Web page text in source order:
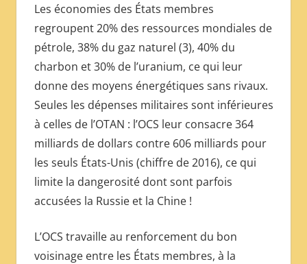
Les économies des États membres
regroupent 20% des ressources mondiales de
pétrole, 38% du gaz naturel (3), 40% du
charbon et 30% de l’uranium, ce qui leur
donne des moyens énergétiques sans rivaux.
Seules les dépenses militaires sont inférieures
à celles de l’OTAN : l’OCS leur consacre 364
milliards de dollars contre 606 milliards pour
les seuls États-Unis (chiffre de 2016), ce qui
limite la dangerosité dont sont parfois
accusées la Russie et la Chine !
L’OCS travaille au renforcement du bon
voisinage entre les États membres, à la